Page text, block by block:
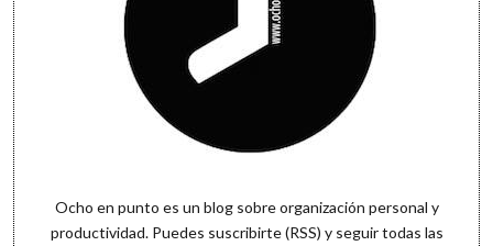
Ocho en punto es un blog sobre organización personal y
productividad. Puedes suscribirte (RSS) y seguir todas las